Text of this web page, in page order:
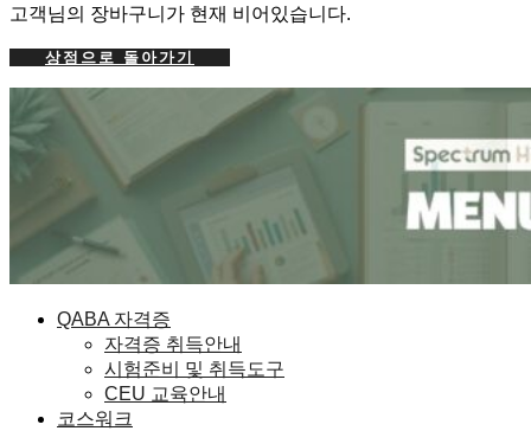
고객님의 장바구니가 현재 비어있습니다.
상점으로 돌아가기
QABA 자격증
자격증 취득안내
시험준비 및 취득도구
CEU 교육안내
코스워크